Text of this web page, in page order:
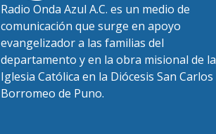
Radio Onda Azul A.C. es un medio de
comunicación que surge en apoyo
evangelizador a las familias del
departamento y en la obra misional de la
Iglesia Católica en la Diócesis San Carlos
Borromeo de Puno.